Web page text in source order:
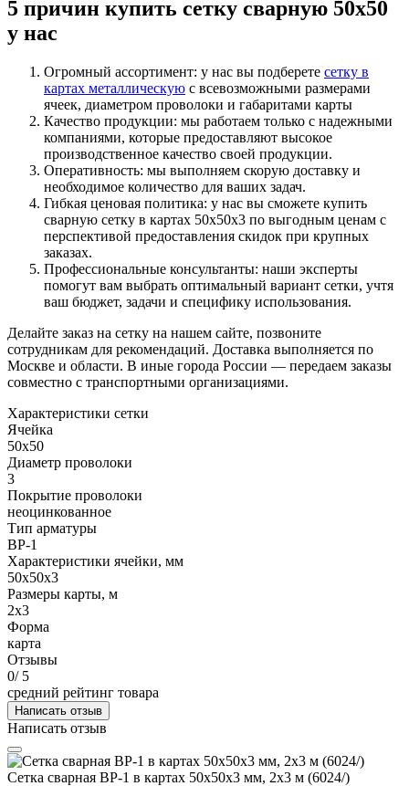
5 причин купить сетку сварную 50х50
у нас
Огромный ассортимент: у нас вы подберете сетку в
картах металлическую с всевозможными размерами
ячеек, диаметром проволоки и габаритами карты
Качество продукции: мы работаем только с надежными
компаниями, которые предоставляют высокое
производственное качество своей продукции.
Оперативность: мы выполняем скорую доставку и
необходимое количество для ваших задач.
Гибкая ценовая политика: у нас вы сможете купить
сварную сетку в картах 50х50х3 по выгодным ценам с
перспективой предоставления скидок при крупных
заказах.
Профессиональные консультанты: наши эксперты
помогут вам выбрать оптимальный вариант сетки, учтя
ваш бюджет, задачи и специфику использования.
Делайте заказ на сетку на нашем сайте, позвоните
сотрудникам для рекомендаций. Доставка выполняется по
Москве и области. В иные города России — передаем заказы
совместно с транспортными организациями.
Характеристики сетки
Ячейка
50х50
Диаметр проволоки
3
Покрытие проволоки
неоцинкованное
Тип арматуры
ВР-1
Характеристики ячейки, мм
50х50х3
Размеры карты, м
2х3
Форма
карта
Отзывы
0/ 5
средний рейтинг товара
Написать отзыв
Написать отзыв
Сетка сварная ВР-1 в картах 50х50х3 мм, 2х3 м (6024/)